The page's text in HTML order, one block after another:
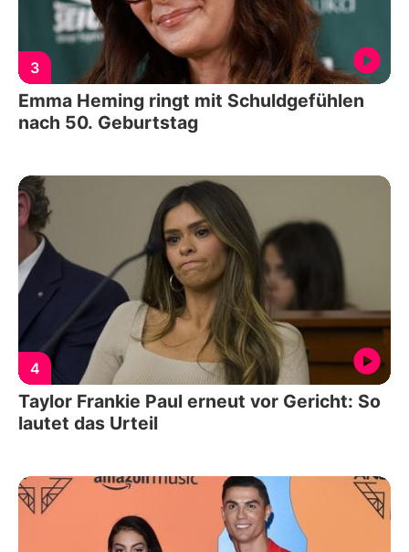
3
Emma Heming ringt mit Schuldgefühlen
nach 50. Geburtstag
4
Taylor Frankie Paul erneut vor Gericht: So
lautet das Urteil